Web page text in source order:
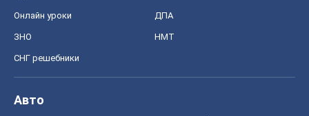
Онлайн уроки ДПА
ЗНО НМТ
СНГ решебники
Авто